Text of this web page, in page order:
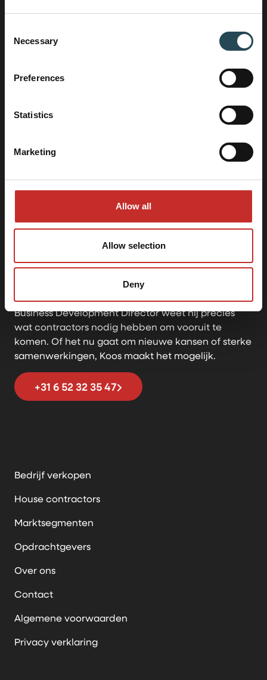
Selection
Necessary
Preferences
Statistics
Marketing
Allow all
Allow selection
Deny
Koos
Business Development Director
Wilt u uw bedrijf verkopen?
Koos bouwt aan duurzame relaties en zorgt ervoor
dat House of Contracting blijft groeien. Als ervaren
Business Development Director weet hij precies
wat contractors nodig hebben om vooruit te
komen. Of het nu gaat om nieuwe kansen of sterke
samenwerkingen, Koos maakt het mogelijk.
+31 6 52 32 35 47
Bedrijf verkopen
House contractors
Marktsegmenten
Opdrachtgevers
Over ons
Contact
Algemene voorwaarden
Privacy verklaring